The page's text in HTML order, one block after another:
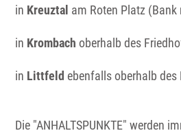
in Kreuztal am Roten Platz
in Krombach oberhalb des
in Littfeld ebenfalls oberhalb
Die "ANHALTSPUNKTE" werden